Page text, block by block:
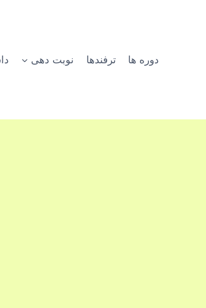
دوره ها ترفندها نوبت دهی